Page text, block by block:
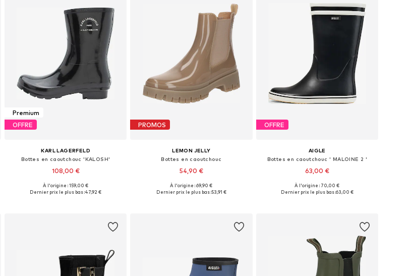
Premium
OFFRE
KARL LAGERFELD
Bottes en caoutchouc 'KALOSH'
108,00 €
Tailles disponibles: 35, 37, 38, 39, 40, 41
À l'origine : 159,00 €
Dernier prix le plus bas :47,92 €
PROMOS
LEMON JELLY
Bottes en caoutchouc
54,90 €
Tailles disponibles: 36, 37, 38, 39, 40, 41
À l'origine : 69,90 €
Dernier prix le plus bas :53,91 €
OFFRE
AIGLE
Bottes en caoutchouc ' MALOINE 2 '
63,00 €
Tailles disponibles: 35, 37, 39, 40
À l'origine : 70,00 €
Dernier prix le plus bas :63,00 €